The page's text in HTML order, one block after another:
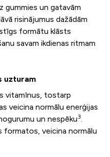
gummies un gatavām
risinājumus dažādām
formātu klāsts
savam ikdienas ritmam
uzturam
vitamīnus, tostarp
veicina normālu enerģijas
un nespēku3
formatos, veicina normālu